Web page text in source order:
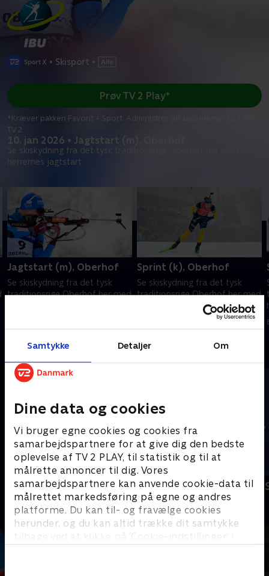
Samtykke Detaljer Om
Dine data og cookies
Vi bruger egne cookies og cookies fra
samarbejdspartnere for at give dig den bedste
oplevelse af TV 2 PLAY, til statistik og til at
målrette annoncer til dig. Vores
samarbejdspartnere kan anvende cookie-data til
målrettet markedsføring på egne og andres
platforme. Du kan til- og fravælge cookies
herunder, og du kan altid trække dit samtykke
tilbage ved at klikke på ’Cookie-indstillinger’ i
• Skisport •
10. jan 2026 • Jagtstart (m), Oberhof
Se skiskydning fra det tysk traditionsrige Oberhof her med
herrernes jagtstart.
Prøv TV 2 Play*
*Kræver pakken Favorit + Sport. Administrer dit abonnement på Mit
TV 2.
Jagtstart (m), Oberhof
Se skiskydning fra det tysk
traditionsrige Oberhof her med
Sprint (k), Oberhof
Se skiskydning fra det tysk
traditionsrige Oberhof her med
kvindernes sprint.
Andre så også
Vinter-OL - Skiskydning
Skisport
Vinter-OL -
Skisport